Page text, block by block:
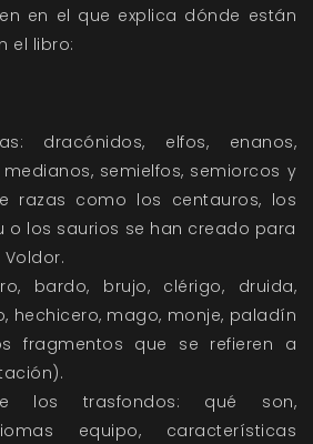
en el que explica dónde están
el libro:
dracónidos, elfos, enanos,
semielfos, semiorcos y
razas como los centauros, los
o los saurios se han creado para
bardo, brujo, clérigo, druida,
hechicero, mago, monje, paladín
fragmentos que se refieren a
los trasfondos: qué son,
equipo, características